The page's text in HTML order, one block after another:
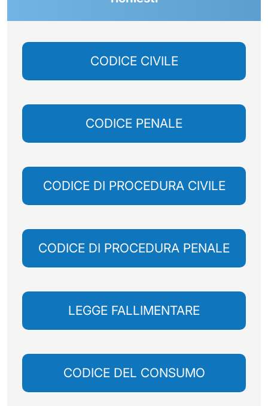
CODICE CIVILE
CODICE PENALE
CODICE DI PROCEDURA CIVILE
CODICE DI PROCEDURA PENALE
LEGGE FALLIMENTARE
CODICE DEL CONSUMO